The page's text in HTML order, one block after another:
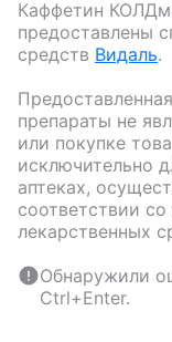
Каффетин
предоставлены
средств Видаль.
препараты не
или покупке
исключительно
аптеках,
соответствии
лекарственных
Обнаружили
Ctrl+Enter.